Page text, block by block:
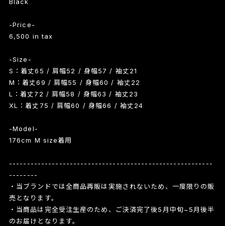
Black
-Price-
6,500 in tax
-Size-
S：着丈65 / 肩幅52 / 身幅57 / 袖丈21
M：着丈69 / 肩幅55 / 身幅60 / 袖丈22
L：着丈72 / 肩幅58 / 身幅63 / 袖丈23
XL：着丈75 / 肩幅60 / 身幅66 / 袖丈24
-Model-
176cm M size着用
---------------------------------------------------------
--------
・当ブランドでは全商品再販は実施されないため、一度限りの販
売となります。
・当商品は完全受注生産のため、ご決済完了後5月中旬~5月後半
のお届けとなります。